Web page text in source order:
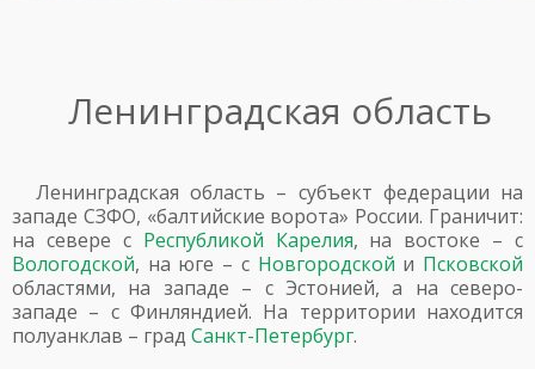
Ленинградская область
Ленинградская область – субъект федерации на
западе СЗФО, «балтийские ворота» России. Граничит:
на севере с Республикой Карелия, на востоке – с
Вологодской, на юге – с Новгородской и Псковской
областями, на западе – с Эстонией, а на северо-
западе – с Финляндией. На территории находится
полуанклав – град Санкт-Петербург.